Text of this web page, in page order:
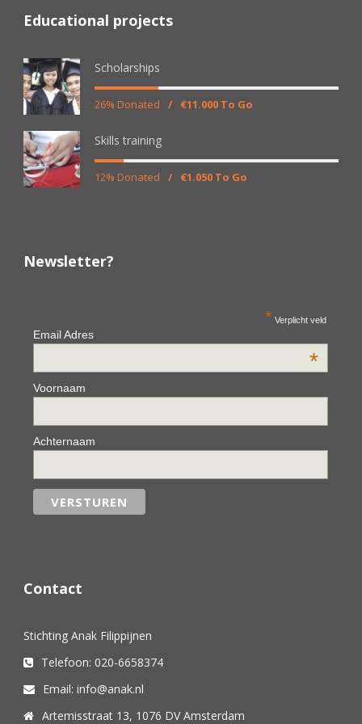
Educational projects
Scholarships
26% Donated / €11.000 To Go
Skills training
12% Donated / €1.050 To Go
Newsletter?
* Verplicht veld
Email Adres
*
Voornaam
Achternaam
Contact
Stichting Anak Filippijnen
Telefoon: 020-6658374
Email: info@anak.nl
Artemisstraat 13, 1076 DV Amsterdam